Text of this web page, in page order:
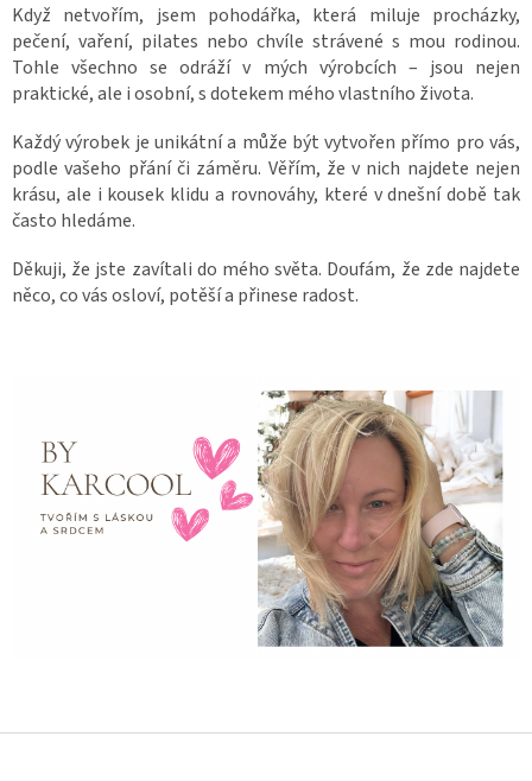
Když netvořím, jsem pohodářka, která miluje procházky,
pečení, vaření, pilates nebo chvíle strávené s mou rodinou.
Tohle všechno se odráží v mých výrobcích – jsou nejen
praktické, ale i osobní, s dotekem mého vlastního života.
Každý výrobek je unikátní a může být vytvořen přímo pro vás,
podle vašeho přání či záměru. Věřím, že v nich najdete nejen
krásu, ale i kousek klidu a rovnováhy, které v dnešní době tak
často hledáme.
Děkuji, že jste zavítali do mého světa. Doufám, že zde najdete
něco, co vás osloví, potěší a přinese radost.